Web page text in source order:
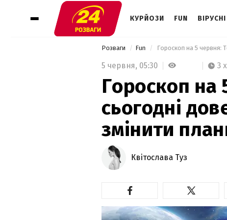
КУРЙОЗИ FUN
Розваги Fun Гороскоп на 5 червня:
5 червня, 05:30 3
Гороскоп на
сьогодні
змінити
Квітослава Туз